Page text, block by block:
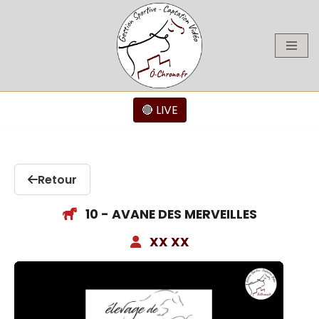
🔴 LIVE
Retour
10 - AVANE DES MERVEILLES
XX XX